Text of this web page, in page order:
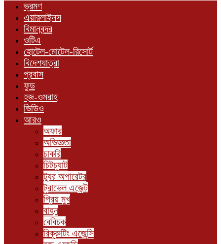
ভ্রমণ
এয়ারলাইনস
বিমানবন্দর
ওটিএ
হোটেল-মোটেল-রিসোর্ট
বিদেশযাত্রা
প্রবাস
ফুড
হজ-ওমরাহ
ভিডিও
আরও
অফার
অভিজ্ঞতা
চাকরি
চিটচ্যাট
ট্যুর অপারেটর
ট্রাভেল এজেন্ট
প্রিয় মুখ
বাহন
বেবিচক
রিক্রুটিং এজেন্সি